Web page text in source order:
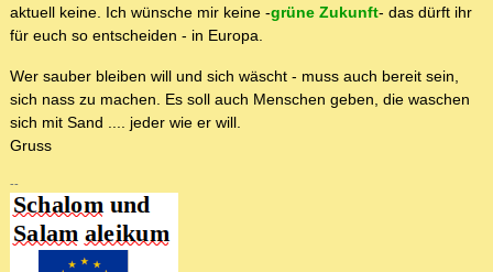
aktuell keine. Ich wünsche mir keine -grüne Zukunft- das dürft ihr
für euch so entscheiden - in Europa.
Wer sauber bleiben will und sich wäscht - muss auch bereit sein,
sich nass zu machen. Es soll auch Menschen geben, die waschen
sich mit Sand .... jeder wie er will.
Gruss
--